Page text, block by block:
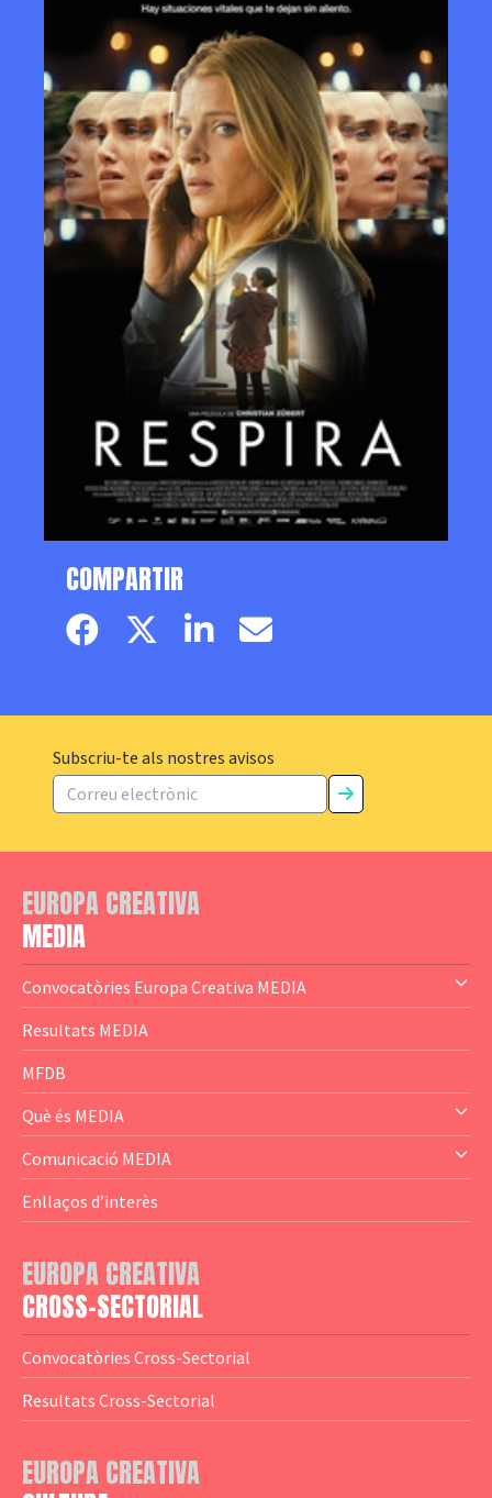
COMPARTIR
Facebook pageTwitter page
LinkedinEmail
Subscriu-te als nostres avisos
EUROPA CREATIVA
MEDIA
Convocatòries Europa Creativa MEDIA
— Content Cluster
— Business Cluster
— Audience Cluster
— Altres
Resultats MEDIA
MFDB
Què és MEDIA
— El subprograma MEDIA
— Agència Executiva
— Logotips
Comunicació MEDIA
— Estrenes a Catalunya
— Notícies
— Publicacions
— Guies MEDIA
— Altres Guies
— Presentacions
Enllaços d’interès
EUROPA CREATIVA
CROSS-SECTORIAL
Convocatòries Cross-Sectorial
Resultats Cross-Sectorial
EUROPA CREATIVA